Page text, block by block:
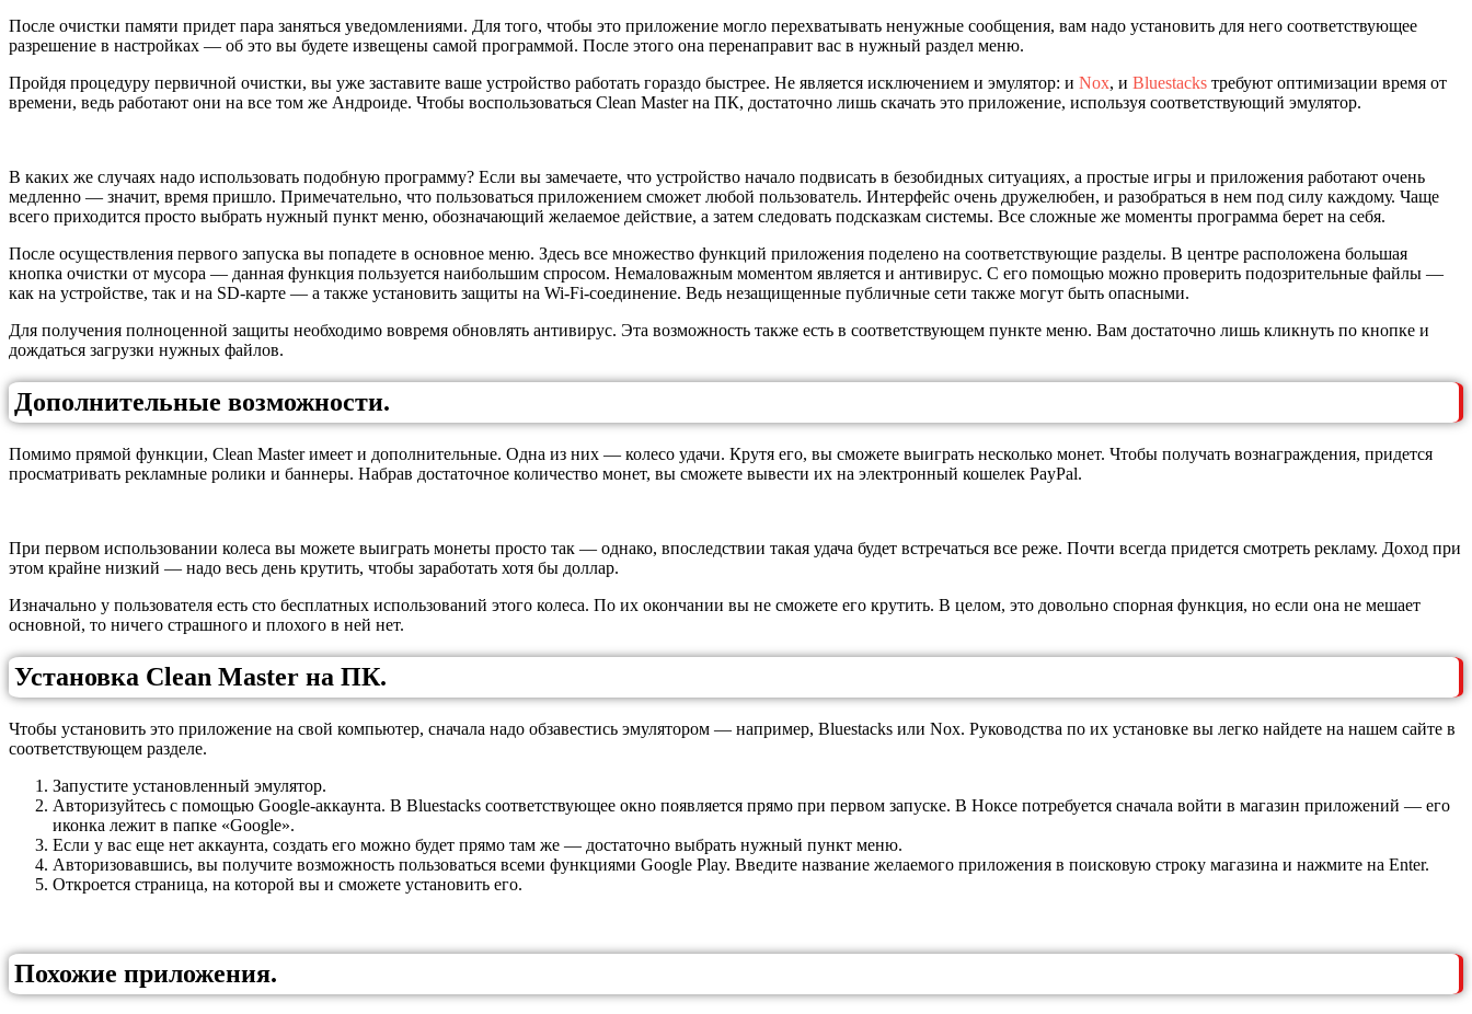
После очистки памяти придет пара заняться уведомлениями. Для того, чтобы это приложение могло перехватывать ненужные сообщения, вам надо установить для него соответствующее
разрешение в настройках — об это вы будете извещены самой программой. После этого она перенаправит вас в нужный раздел меню.
Пройдя процедуру первичной очистки, вы уже заставите ваше устройство работать гораздо быстрее. Не является исключением и эмулятор: и Nox, и Bluestacks требуют оптимизации время от
времени, ведь работают они на все том же Андроиде. Чтобы воспользоваться Clean Master на ПК, достаточно лишь скачать это приложение, используя соответствующий эмулятор.
В каких же случаях надо использовать подобную программу? Если вы замечаете, что устройство начало подвисать в безобидных ситуациях, а простые игры и приложения работают очень
медленно — значит, время пришло. Примечательно, что пользоваться приложением сможет любой пользователь. Интерфейс очень дружелюбен, и разобраться в нем под силу каждому. Чаще
всего приходится просто выбрать нужный пункт меню, обозначающий желаемое действие, а затем следовать подсказкам системы. Все сложные же моменты программа берет на себя.
После осуществления первого запуска вы попадете в основное меню. Здесь все множество функций приложения поделено на соответствующие разделы. В центре расположена большая
кнопка очистки от мусора — данная функция пользуется наибольшим спросом. Немаловажным моментом является и антивирус. С его помощью можно проверить подозрительные файлы —
как на устройстве, так и на SD-карте — а также установить защиты на Wi-Fi-соединение. Ведь незащищенные публичные сети также могут быть опасными.
Для получения полноценной защиты необходимо вовремя обновлять антивирус. Эта возможность также есть в соответствующем пункте меню. Вам достаточно лишь кликнуть по кнопке и
дождаться загрузки нужных файлов.
Дополнительные возможности.
Помимо прямой функции, Clean Master имеет и дополнительные. Одна из них — колесо удачи. Крутя его, вы сможете выиграть несколько монет. Чтобы получать вознаграждения, придется
просматривать рекламные ролики и баннеры. Набрав достаточное количество монет, вы сможете вывести их на электронный кошелек PayPal.
При первом использовании колеса вы можете выиграть монеты просто так — однако, впоследствии такая удача будет встречаться все реже. Почти всегда придется смотреть рекламу. Доход при
этом крайне низкий — надо весь день крутить, чтобы заработать хотя бы доллар.
Изначально у пользователя есть сто бесплатных использований этого колеса. По их окончании вы не сможете его крутить. В целом, это довольно спорная функция, но если она не мешает
основной, то ничего страшного и плохого в ней нет.
Установка Clean Master на ПК.
Чтобы установить это приложение на свой компьютер, сначала надо обзавестись эмулятором — например, Bluestacks или Nox. Руководства по их установке вы легко найдете на нашем сайте в
соответствующем разделе.
Запустите установленный эмулятор.
Авторизуйтесь с помощью Google-аккаунта. В Bluestacks соответствующее окно появляется прямо при первом запуске. В Ноксе потребуется сначала войти в магазин приложений — его
иконка лежит в папке «Google».
Если у вас еще нет аккаунта, создать его можно будет прямо там же — достаточно выбрать нужный пункт меню.
Авторизовавшись, вы получите возможность пользоваться всеми функциями Google Play. Введите название желаемого приложения в поисковую строку магазина и нажмите на Enter.
Откроется страница, на которой вы и сможете установить его.
Похожие приложения.